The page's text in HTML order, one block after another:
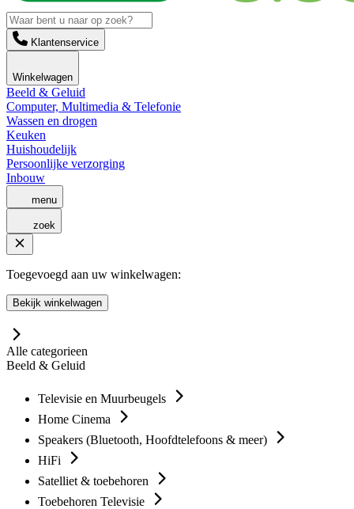
Klantenservice
Winkelwagen
Beeld & Geluid
Computer, Multimedia & Telefonie
Wassen en drogen
Keuken
Huishoudelijk
Persoonlijke verzorging
Inbouw
menu
zoek
Toegevoegd aan uw winkelwagen:
Bekijk winkelwagen
Alle categorieen
Beeld & Geluid
Televisie en Muurbeugels
Home Cinema
Speakers (Bluetooth, Hoofdtelefoons & meer)
HiFi
Satelliet & toebehoren
Toebehoren Televisie